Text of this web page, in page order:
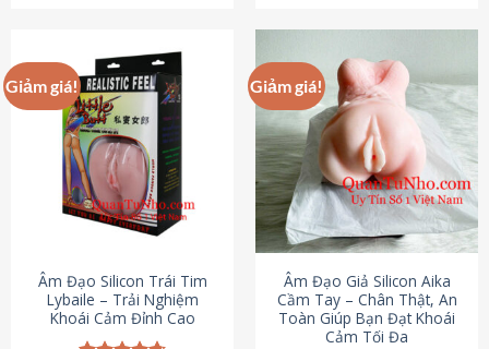
Giảm giá!
Âm Đạo Silicon Trái Tim
Lybaile – Trải Nghiệm
Khoái Cảm Đỉnh Cao
Giảm giá!
Âm Đạo Giả Silicon Aika
Cầm Tay – Chân Thật, An
Toàn Giúp Bạn Đạt Khoái
Cảm Tối Đa